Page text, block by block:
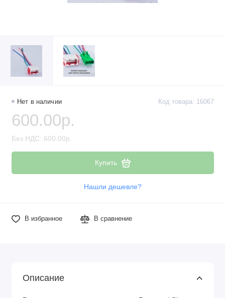
Нет в наличии Код товара: 16067
600.00р.
Без НДС: 600.00р.
Купить
Нашли дешевле?
В избранное В сравнение
Описание